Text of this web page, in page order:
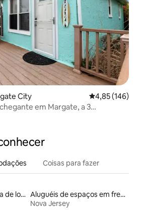
City 4,85 de uma
4,85 (146)
em Margate, a 3
Coisas para fazer
Aluguel por temporada de lofts
Aluguéis de espaços em frente à praia
Nova Jersey